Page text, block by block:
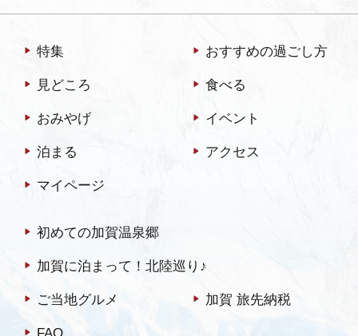
特集 おすすめの過ごし方
見どころ 食べる
おみやげ イベント
泊まる アクセス
マイページ
初めての加賀温泉郷
加賀に泊まって！北陸巡り♪
ご当地グルメ 加賀 旅先納税